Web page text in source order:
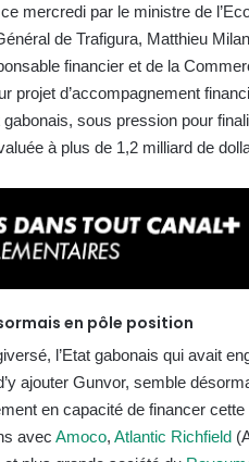
mercredi par le ministre de
de Trafigura, Matthieu
financier et de la
projet d’accompagnement
gabonais, sous pression pour
à plus de 1,2 milliard de
en pôle position
l’Etat gabonais qui avait
ajouter Gunvor, semble
en capacité de financer
avec Amoco, Atlantic Richfield